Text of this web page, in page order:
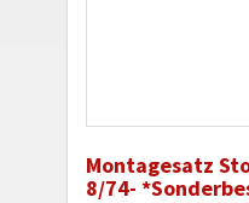
Montagesatz
8/74-